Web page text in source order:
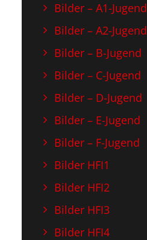
Bilder – A1-Jugend
Bilder – A2-Jugend
Bilder – B-Jugend
Bilder – C-Jugend
Bilder – D-Jugend
Bilder – E-Jugend
Bilder – F-Jugend
Bilder HFI1
Bilder HFI2
Bilder HFI3
Bilder HFI4